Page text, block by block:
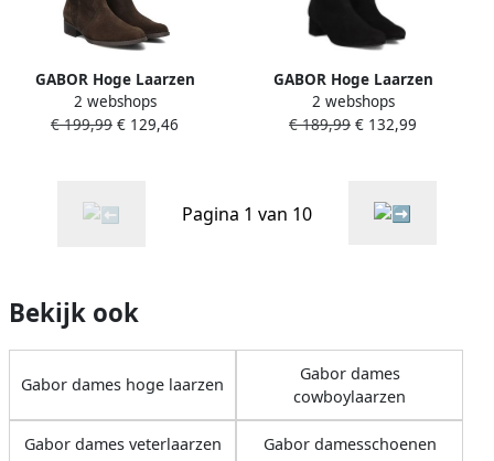
GABOR Hoge Laarzen
Dames 901 Maat: 38 5
Materiaal: Leer Kleur: Bruin
2 webshops
€ 199,99 € 129,46
GABOR Hoge Laarzen
Dames 689 Maat: 40 5
Materiaal: Suède Kleur:
2 webshops
€ 189,99 € 132,99
Pagina 1 van 10
Bekijk ook
Gabor dames hoge laarzen
Gabor dames
cowboylaarzen
Gabor dames veterlaarzen Gabor damesschoenen